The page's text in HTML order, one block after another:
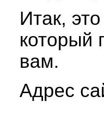
Итак,
который
вам.
Адрес